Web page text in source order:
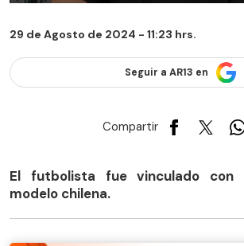
29 de Agosto de 2024 - 11:23 hrs.
Seguir a AR13 en
Compartir
El futbolista fue vinculado con
modelo chilena.